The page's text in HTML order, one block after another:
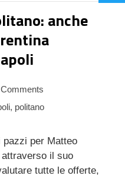
anche
, politano
pazzi per Matteo
il suo
tutte le offerte,